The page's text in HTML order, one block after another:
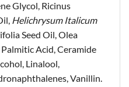
Glycol, Ricinus
Helichrysum Italicum
Seed Oil, Olea
Acid, Ceramide
Linalool,
Vanillin.